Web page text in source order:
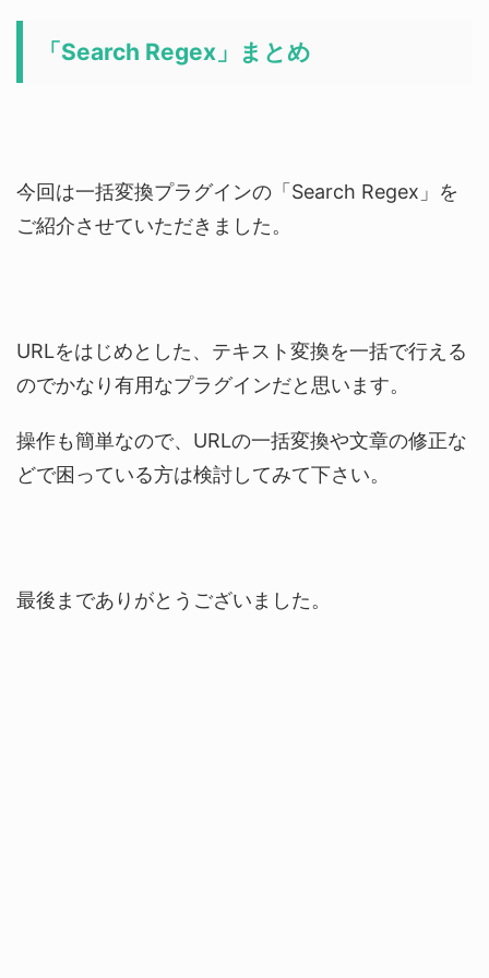
「Search Regex」まとめ
今回は一括変換プラグインの「Search Regex」を
ご紹介させていただきました。
URLをはじめとした、テキスト変換を一括で行える
のでかなり有用なプラグインだと思います。
操作も簡単なので、URLの一括変換や文章の修正な
どで困っている方は検討してみて下さい。
最後までありがとうございました。